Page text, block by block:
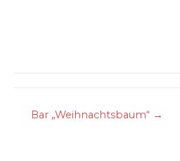
Beitragsnavigation
Bar „Weihnachtsbaum“ →